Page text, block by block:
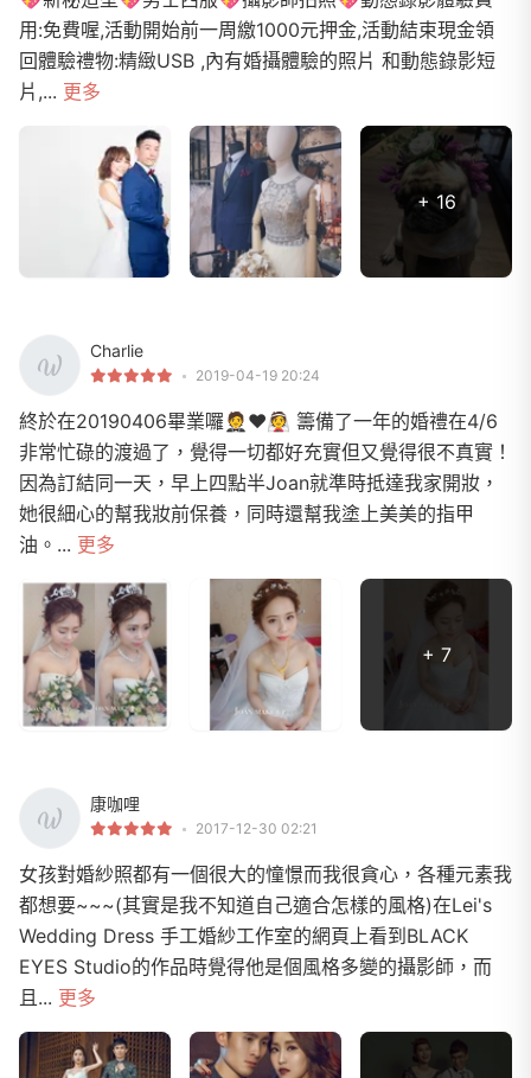
用:免費喔,活動開始前一周繳1000元押金,活動結束現金領
回體驗禮物:精緻USB ,內有婚攝體驗的照片 和動態錄影短
片,... 更多
+ 16
Charlie
2019-04-19 20:24
終於在20190406畢業囉🤵❤️👰 籌備了一年的婚禮在4/6
非常忙碌的渡過了，覺得一切都好充實但又覺得很不真實！
因為訂結同一天，早上四點半Joan就準時抵達我家開妝，
她很細心的幫我妝前保養，同時還幫我塗上美美的指甲
油。... 更多
+ 7
康咖哩
2017-12-30 02:21
女孩對婚紗照都有一個很大的憧憬而我很貪心，各種元素我
都想要~~~(其實是我不知道自己適合怎樣的風格)在Lei's
Wedding Dress 手工婚紗工作室的網頁上看到BLACK
EYES Studio的作品時覺得他是個風格多變的攝影師，而
且... 更多